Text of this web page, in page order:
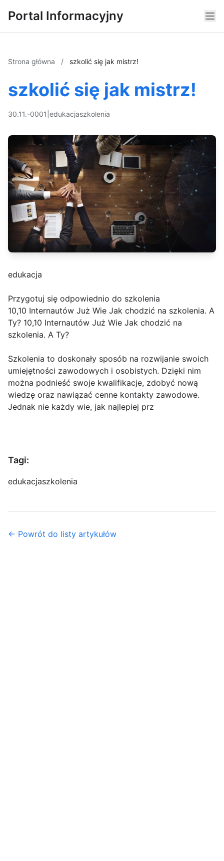
Portal Informacyjny
Strona główna / szkolić się jak mistrz!
szkolić się jak mistrz!
30.11.-0001 edukacjaszkolenia
edukacja
Przygotuj się odpowiednio do szkolenia
10,10 Internautów Już Wie Jak chodzić na szkolenia. A
Ty? 10,10 Internautów Już Wie Jak chodzić na
szkolenia. A Ty?
Szkolenia to doskonały sposób na rozwijanie swoich
umiejętności zawodowych i osobistych. Dzięki nim
można podnieść swoje kwalifikacje, zdobyć nową
wiedzę oraz nawiązać cenne kontakty zawodowe.
Jednak nie każdy wie, jak najlepiej prz
Tagi:
edukacjaszkolenia
← Powrót do listy artykułów